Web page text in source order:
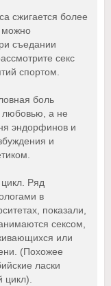
сжигается более
можно
съедании
секс
спортом.
боль
любовью, а не
эндорфинов и
и
Ряд
в
показали,
сексом,
или
(Похожее
ласки